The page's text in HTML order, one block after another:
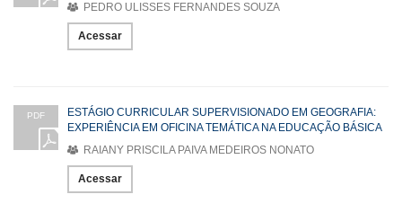
PEDRO ULISSES FERNANDES SOUZA
Acessar
PDF
ESTÁGIO CURRICULAR SUPERVISIONADO EM GEOGRAFIA:
EXPERIÊNCIA EM OFICINA TEMÁTICA NA EDUCAÇÃO BÁSICA
RAIANY PRISCILA PAIVA MEDEIROS NONATO
Acessar